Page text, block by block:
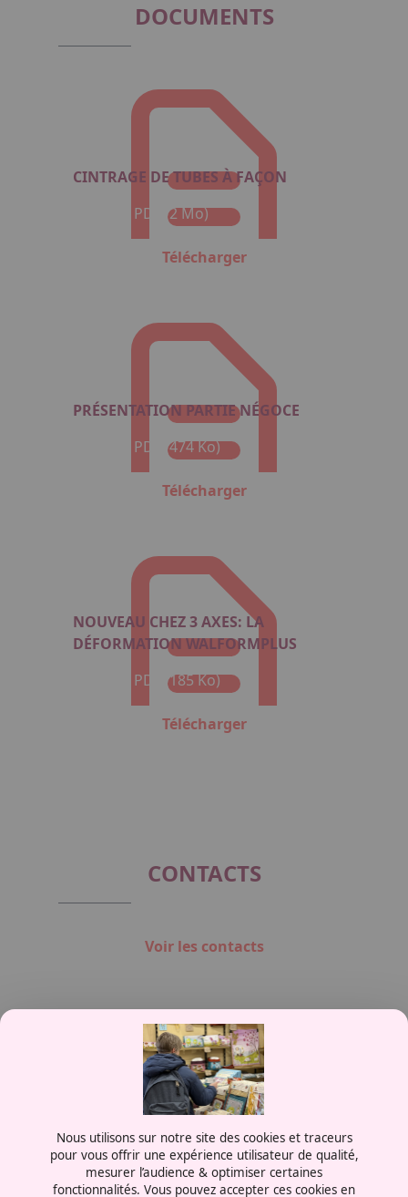
DOCUMENTS
CINTRAGE DE TUBES À FAÇON
Format : PDF (2 Mo)
Télécharger
PRÉSENTATION PARTIE NÉGOCE
Format : PDF (474 Ko)
Télécharger
NOUVEAU CHEZ 3 AXES: LA
DÉFORMATION WALFORMPLUS
Format : PDF (185 Ko)
Télécharger
CONTACTS
Voir les contacts
0387556600
Rue de la Grange aux Bois
Nous utilisons sur notre site des cookies et traceurs
pour vous offrir une expérience utilisateur de qualité,
mesurer l’audience & optimiser certaines
fonctionnalités. Vous pouvez accepter ces cookies en